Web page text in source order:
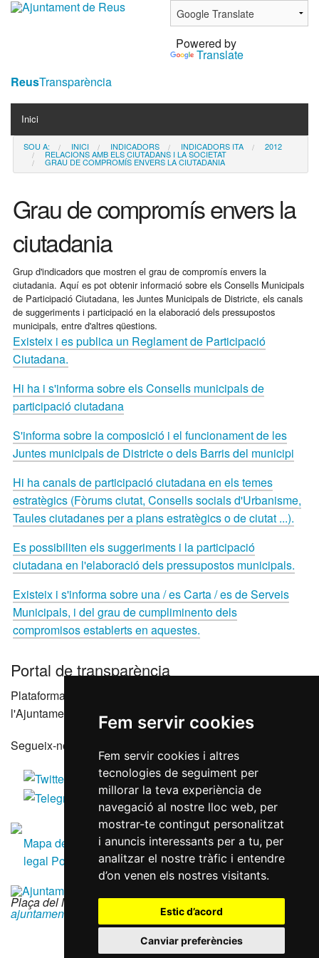
Fem servir cookies
Fem servir cookies i altres
tecnologies de seguiment per
millorar la teva experiència de
navegació al nostre lloc web, per
mostrar-te contingut personalitzat
i anuncis interessants per a tu, per
analitzar el nostre tràfic i entendre
d’on venen els nostres visitants.
Estic d’acord
Canviar preferències
Powered by
Translate
ReusTransparència
Navigation
Inici
Contacta
SOU A: INICI INDICADORS INDICADORS ITA 2012
RELACIONS AMB ELS CIUTADANS I LA SOCIETAT
GRAU DE COMPROMÍS ENVERS LA CIUTADANIA
Grau de compromís envers la
ciutadania
Grup d'indicadors que mostren el grau de compromís envers la
ciutadania. Aquí es pot obtenir informació sobre els Consells Municipals
de Participació Ciutadana, les Juntes Municipals de Districte, els canals
de suggeriments i participació en la elaboració dels pressupostos
municipals, entre d'altres qüestions.
Existeix i es publica un Reglament de Participació
Ciutadana.
Hi ha i s'informa sobre els Consells municipals de
participació ciutadana
S'informa sobre la composició i el funcionament de les
Juntes municipals de Districte o dels Barris del municipi
Hi ha canals de participació ciutadana en els temes
estratègics (Fòrums ciutat, Consells socials d'Urbanisme,
Taules ciutadanes per a plans estratègics o de ciutat ...).
Es possibiliten els suggeriments i la participació
ciutadana en l'elaboració dels pressupostos municipals.
Existeix i s'informa sobre una / es Carta / es de Serveis
Municipals, i del grau de cumpliminento dels
compromisos establerts en aquestes.
Portal de transparència
Plataforma que agrupa els portals de transparència de
l'Ajuntament de Reus i les seves entitats dependents
Segueix-nos a les xarxes socials
Mapa del lloc AccessibilitatPolítica de galetesAvís
legal Política de privacitatRGPD
Plaça del Mercadal · 43201 Reus|977 010 010|
ajuntament@reus.cat reus.cat